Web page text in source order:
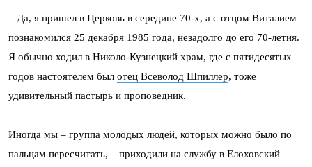
– Да, я пришел в Церковь в середине 70-х, а с отцом Виталием
познакомился 25 декабря 1985 года, незадолго до его 70-летия.
Я обычно ходил в Николо-Кузнецкий храм, где с пятидесятых
годов настоятелем был отец Всеволод Шпиллер, тоже
удивительный пастырь и проповедник.
Иногда мы – группа молодых людей, которых можно было по
пальцам пересчитать, – приходили на службу в Елоховский